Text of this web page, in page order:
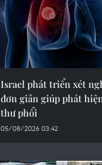
Israel phát triển xét
đơn giản giúp phát
thư phổi
05/08/2026 03:42